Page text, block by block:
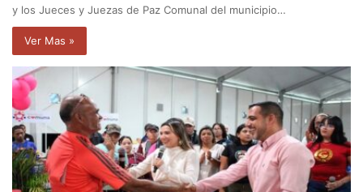
y los Jueces y Juezas de Paz Comunal del municipio…
Ver Mas »